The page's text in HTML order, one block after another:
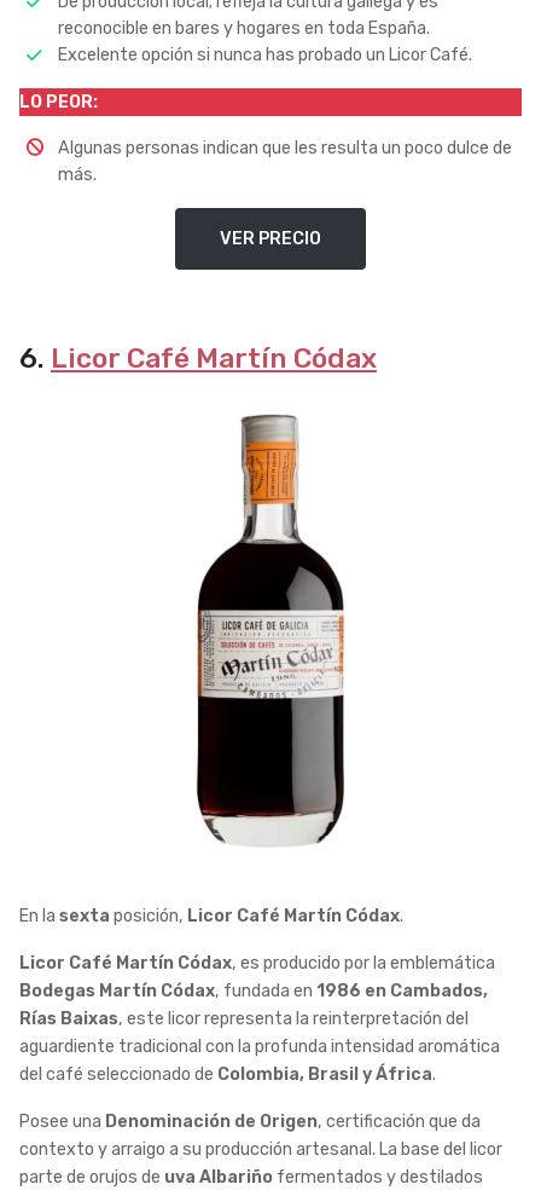
reconocible en bares y hogares en toda España.
Excelente opción si nunca has probado un Licor Café.
LO PEOR:
Algunas personas indican que les resulta un poco dulce de
más.
VER PRECIO
6. Licor Café Martín Códax
En la sexta posición, Licor Café Martín Códax.
Licor Café Martín Códax, es producido por la emblemática
Bodegas Martín Códax, fundada en 1986 en Cambados,
Rías Baixas, este licor representa la reinterpretación del
aguardiente tradicional con la profunda intensidad aromática
del café seleccionado de Colombia, Brasil y África.
Posee una Denominación de Origen, certificación que da
contexto y arraigo a su producción artesanal. La base del licor
parte de orujos de uva Albariño fermentados y destilados